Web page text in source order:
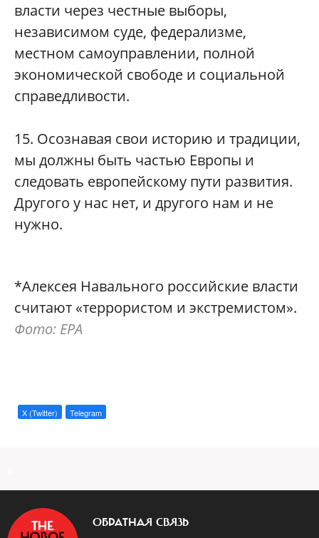
власти через честные выборы,
независимом суде, федерализме,
местном самоуправлении, полной
экономической свободе и социальной
справедливости.
15. Осознавая свои историю и традиции,
мы должны быть частью Европы и
следовать европейскому пути развития.
Другого у нас нет, и другого нам и не
нужно.
*Алексея Навального российские власти
считают «террористом и экстремистом»‎.
Фото: EPA
X (Twitter) Telegram
ОБРАТНАЯ СВЯЗЬ